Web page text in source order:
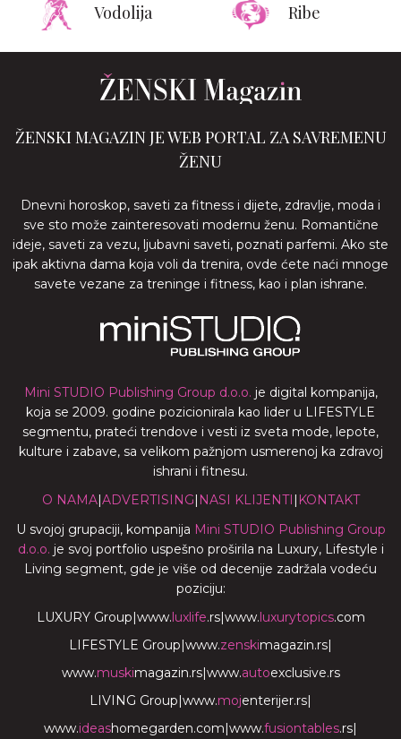
Vodolija Ribe
ŽENSKI MAGAZIN JE WEB PORTAL ZA SAVREMENU
ŽENU
Dnevni horoskop, saveti za fitness i dijete, zdravlje, moda i
sve sto može zainteresovati modernu ženu. Romantične
ideje, saveti za vezu, ljubavni saveti, poznati parfemi. Ako ste
ipak aktivna dama koja voli da trenira, ovde ćete naći mnoge
savete vezane za treninge i fitness, kao i plan ishrane.
Mini STUDIO Publishing Group d.o.o. je digital kompanija,
koja se 2009. godine pozicionirala kao lider u LIFESTYLE
segmentu, prateći trendove i vesti iz sveta mode, lepote,
kulture i zabave, sa velikom pažnjom usmerenoj ka zdravoj
ishrani i fitnesu.
O NAMA|ADVERTISING| NASI KLIJENTI | KONTAKT
U svojoj grupaciji, kompanija Mini STUDIO Publishing Group
d.o.o. je svoj portfolio uspešno proširila na Luxury, Lifestyle i
Living segment, gde je više od decenije zadržala vodeću
poziciju:
LUXURY Group|www.luxlife.rs|www.luxurytopics.com
LIFESTYLE Group|www.zenskimagazin.rs|
www.muskimagazin.rs|www.autoexclusive.rs
LIVING Group|www.mojenterijer.rs|
www.ideashomegarden.com|www.fusiontables.rs|